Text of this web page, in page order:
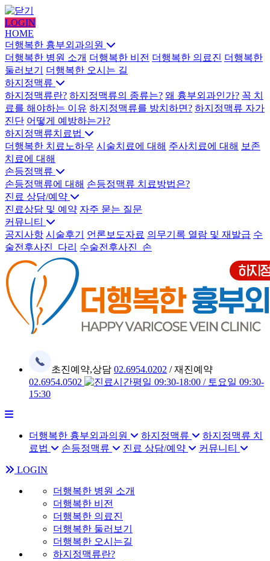
LOGIN
HOME
더행복한 흉부외과의원
더행복한 병원 소개 더행복한 비전 더행복한 의료진 더행복한
둘러보기
더행복한 오시는 길
하지정맥류
하지정맥류란? 하지정맥류의 종류는? 왜 흉부외과인가? 꼭 치
료를 해야하는 이유 하지정맥류를 방치하면? 하지정맥류 자가
진단 어떻게 예방하는가?
하지정맥류치료법
더행복한 치료노하우 시술치료에 대해 주사치료에 대해 보존
치료에 대해
손등정맥류
손등정맥류에 대해 손등정맥류 치료방법은?
진료 상담/예약
진료상담 및 예약 자주 묻는 질문
커뮤니티
공지사항 시술후기 언론보도자료 의무기록 열람 및 재발급 수
술전후사진_다리 수술전후사진_손
초진예약,상담 02.6954.0202 /재진예약
02.6954.0502
평일 09:30-18:00 / 토요일 09:30-
15:30
더행복한 흉부외과의원 하지정맥류
하지정맥류 치
료법
손등정맥류 진료 상담/예약 커뮤니티
LOGIN
더행복한 병원 소개
더행복한 비전
더행복한 의료진
더행복한 둘러보기
더행복한 오시는길
하지정맥류란?